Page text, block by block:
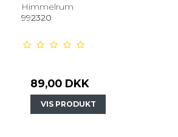
Himmelrum
992320
89,00 DKK
VIS PRODUKT